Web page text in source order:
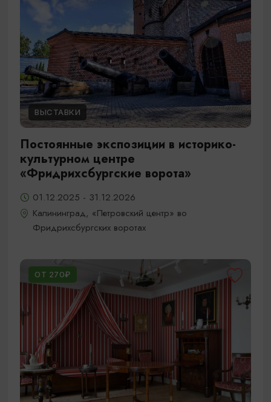
ВЫСТАВКИ
Постоянные экспозиции в историко-
культурном центре
«Фридрихсбургские ворота»
01.12.2025 - 31.12.2026
Калининград, «Петровский центр» во
Фридрихсбургских воротах
ОТ 270₽